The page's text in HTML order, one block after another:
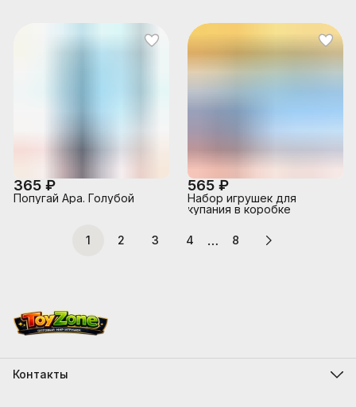
365 ₽
Попугай Ара. Голубой
565 ₽
Набор игрушек для
купания в коробке
1 2 3 4 … 8
Контакты